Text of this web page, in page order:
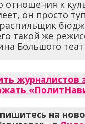
отношения к
он просто
такой же
Большого
журналистов
на